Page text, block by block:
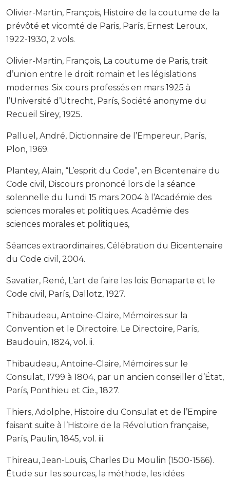
Olivier-Martin, François, Histoire de la coutume de la
prévôté et vicomté de Paris, París, Ernest Leroux,
1922-1930, 2 vols.
Olivier-Martin, François, La coutume de Paris, trait
d’union entre le droit romain et les législations
modernes. Six cours professés en mars 1925 à
l’Université d’Utrecht, París, Société anonyme du
Recueil Sirey, 1925.
Palluel, André, Dictionnaire de l’Empereur, París,
Plon, 1969.
Plantey, Alain, “L’esprit du Code”, en Bicentenaire du
Code civil, Discours prononcé lors de la séance
solennelle du lundi 15 mars 2004 à l’Académie des
sciences morales et politiques. Académie des
sciences morales et politiques,
Séances extraordinaires, Célébration du Bicentenaire
du Code civil, 2004.
Savatier, René, L’art de faire les lois: Bonaparte et le
Code civil, París, Dallotz, 1927.
Thibaudeau, Antoine-Claire, Mémoires sur la
Convention et le Directoire. Le Directoire, París,
Baudouin, 1824, vol. ii.
Thibaudeau, Antoine-Claire, Mémoires sur le
Consulat, 1799 à 1804, par un ancien conseiller d’État,
París, Ponthieu et Cie., 1827.
Thiers, Adolphe, Histoire du Consulat et de l’Empire
faisant suite à l’Histoire de la Révolution française,
París, Paulin, 1845, vol. iii.
Thireau, Jean-Louis, Charles Du Moulin (1500-1566).
Étude sur les sources, la méthode, les idées